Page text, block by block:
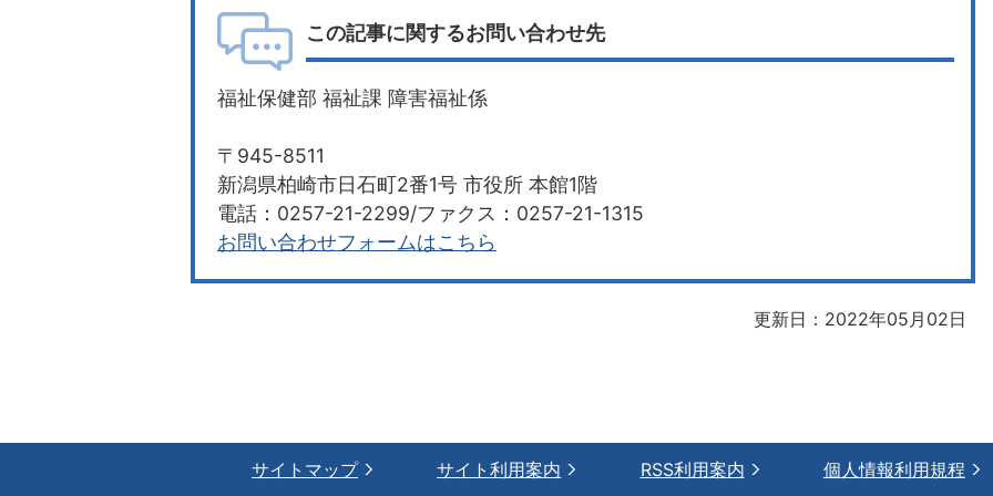
この記事に関するお問い合わせ先
福祉保健部 福祉課 障害福祉係
〒945-8511
新潟県柏崎市日石町2番1号 市役所 本館1階
電話：0257-21-2299/ファクス：0257-21-1315
お問い合わせフォームはこちら
更新日：2022年05月02日
サイトマップ サイト利用案内 RSS利用案内 個人情報利用規程